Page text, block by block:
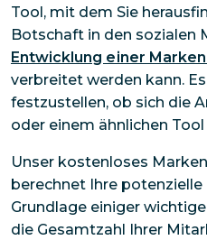
Tool, mit dem Sie
Botschaft in den sozialen
Entwicklung einer
verbreitet werden kann.
festzustellen, ob sich die
oder einem ähnlichen
Unser kostenloses
berechnet Ihre
Grundlage einiger
die Gesamtzahl Ihrer